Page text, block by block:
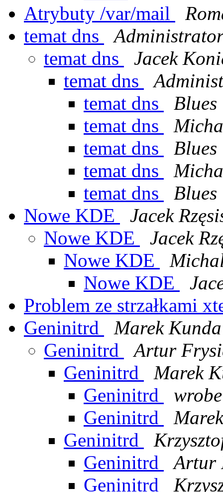
Atrybuty /var/mail
temat dns
temat dns
Jacek
temat dns
temat dns
Blues
temat dns
temat dns
Blues
temat dns
temat dns
Blues
Nowe KDE
Jacek
Nowe KDE
Jacek
Nowe KDE
Nowe KDE
Problem ze strzałkami
Geninitrd
Marek Kunda
Geninitrd
Artur
Geninitrd
Marek
Geninitrd
Geninitrd
Geninitrd
Geninitrd
Artur
Geninitrd